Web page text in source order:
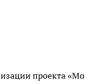
проекта